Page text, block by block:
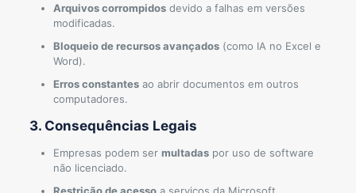
Arquivos corrompidosdevido a falhas em versões
modificadas.
Bloqueio de recursos avançados(como IA no Excel e
Word).
Erros constantesao abrir documentos em outros
computadores.
3. Consequências Legais
Empresas podem ser multadaspor uso de software
não licenciado.
Restrição de acessoa serviços da Microsoft